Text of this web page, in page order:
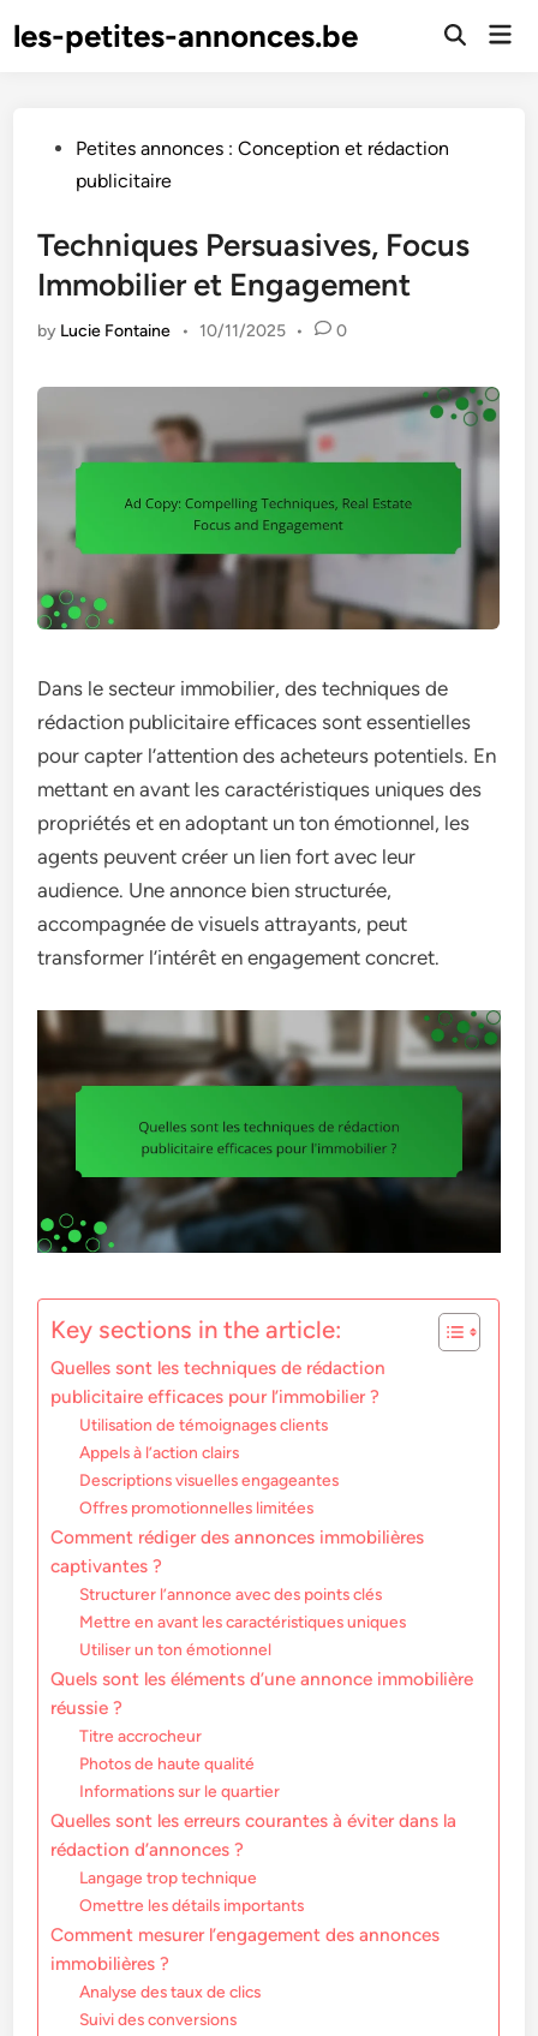
toles-petites-annonces.be
Open
PostedPetites annonces : Conception et rédaction
publicitaire
Techniques Persuasives, Focus
Immobilier et Engagement
by Lucie Fontaine • 10/11/2025 • 0
Dans le secteur immobilier, des techniques de
rédaction publicitaire efficaces sont essentielles
pour capter l’attention des acheteurs potentiels. En
mettant en avant les caractéristiques uniques des
propriétés et en adoptant un ton émotionnel, les
agents peuvent créer un lien fort avec leur
audience. Une annonce bien structurée,
accompagnée de visuels attrayants, peut
transformer l’intérêt en engagement concret.
Key sections in the article:
Quelles sont les techniques de rédaction
publicitaire efficaces pour l’immobilier ?
Utilisation de témoignages clients
Appels à l’action clairs
Descriptions visuelles engageantes
Offres promotionnelles limitées
Comment rédiger des annonces immobilières
captivantes ?
Structurer l’annonce avec des points clés
Mettre en avant les caractéristiques uniques
Utiliser un ton émotionnel
Quels sont les éléments d’une annonce immobilière
réussie ?
Titre accrocheur
Photos de haute qualité
Informations sur le quartier
Quelles sont les erreurs courantes à éviter dans la
rédaction d’annonces ?
Langage trop technique
Omettre les détails importants
Comment mesurer l’engagement des annonces
immobilières ?
Analyse des taux de clics
Suivi des conversions